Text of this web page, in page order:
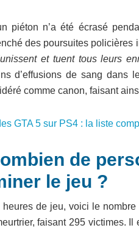
piéton n’a été écrasé
des poursuites
et tuent tous leurs
d’effusions de sang dans
comme canon, faisant
GTA 5 sur PS4 : la liste
de
le jeu ?
de jeu, voici le
faisant 295 victimes.